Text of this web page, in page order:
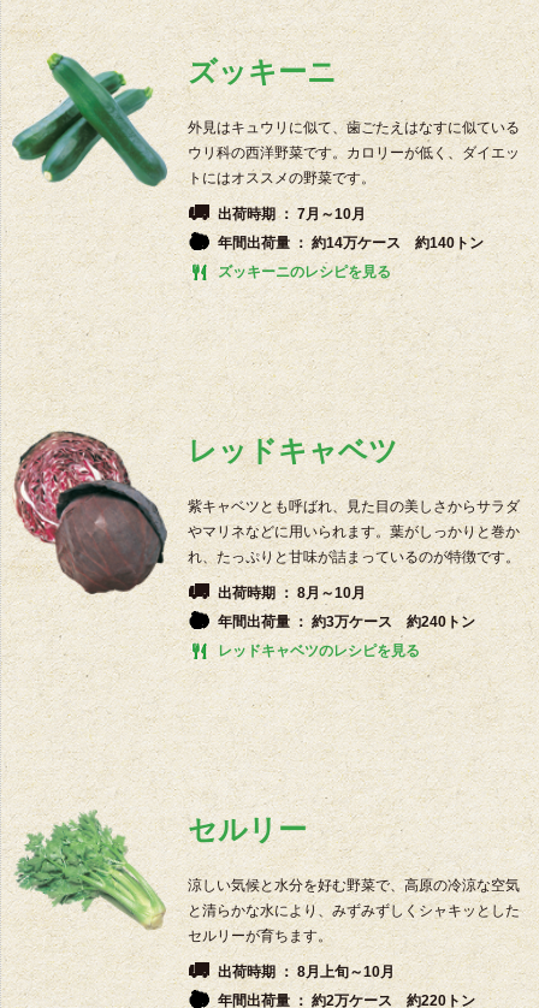
ズッキーニ
外見はキュウリに似て、歯ごたえはなすに似ている
ウリ科の西洋野菜です。カロリーが低く、ダイエッ
トにはオススメの野菜です。
出荷時期 ： 7月～10月
年間出荷量 ： 約14万ケース 約140トン
ズッキーニのレシピを見る
レッドキャベツ
紫キャベツとも呼ばれ、見た目の美しさからサラダ
やマリネなどに用いられます。葉がしっかりと巻か
れ、たっぷりと甘味が詰まっているのが特徴です。
出荷時期 ： 8月～10月
年間出荷量 ： 約3万ケース 約240トン
レッドキャベツのレシピを見る
セルリー
涼しい気候と水分を好む野菜で、高原の冷涼な空気
と清らかな水により、みずみずしくシャキッとした
セルリーが育ちます。
出荷時期 ： 8月上旬～10月
年間出荷量 ： 約2万ケース 約220トン